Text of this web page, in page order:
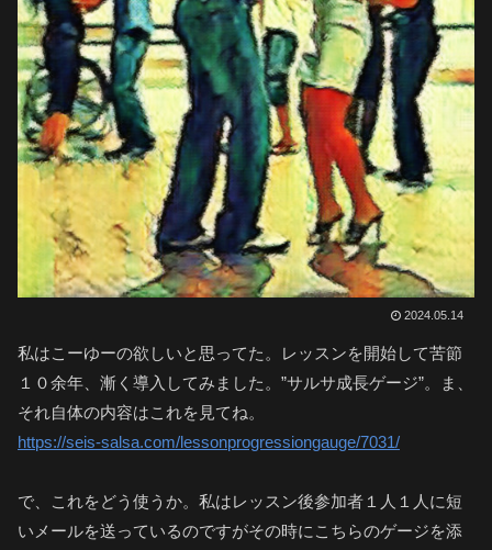
2024.05.14
私はこーゆーの欲しいと思ってた。レッスンを開始して苦節
１０余年、漸く導入してみました。”サルサ成長ゲージ”。ま、
それ自体の内容はこれを見てね。
https://seis-salsa.com/lessonprogressiongauge/7031/
で、これをどう使うか。私はレッスン後参加者１人１人に短
いメールを送っているのですがその時にこちらのゲージを添